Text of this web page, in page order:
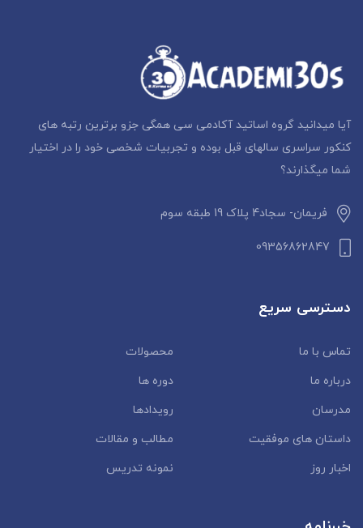
آیا میدانید گروه اساتید آکادمی سی همگی جزو برترین رتبه های
کنکور سراسری سالهای قبل بوده و تجربیات شخصی خود را در اختیار
شما میگذارند؟
فریمان- سجاد4 پلاک 19 طبقه سوم
09356862847
دسترسی سریع
تماس با ما
محصولات
درباره ما
دوره ها
مدرسان
رویدادها
داستان‌ های موفقیت
مطالب و مقالات
اخبار روز
نمونه تدریس